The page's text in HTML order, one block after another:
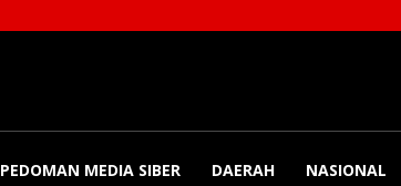
PEDOMAN MEDIA SIBER DAERAH NASIONAL